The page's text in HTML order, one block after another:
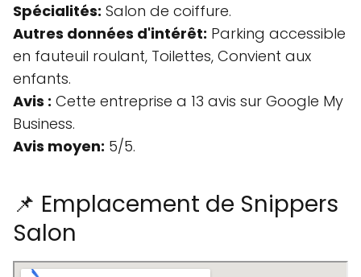
Spécialités: Salon de coiffure.
Autres données d'intérêt: Parking accessible
en fauteuil roulant, Toilettes, Convient aux
enfants.
Avis : Cette entreprise a 13 avis sur Google My
Business.
Avis moyen: 5/5.
📌 Emplacement de Snippers
Salon